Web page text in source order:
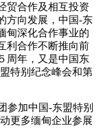
贸合作及相互投资
方向发展，中国-东
甸深化合作事业的
利合作不断推向前
周年，又是中国东
特别纪念峰会和第
参加中国-东盟特别
更多缅甸企业参展